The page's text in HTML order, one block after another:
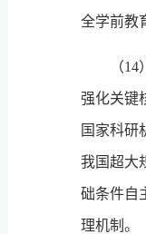
全学前教
（
强化关键
国家科研
我国超大
础条件自
理机制。